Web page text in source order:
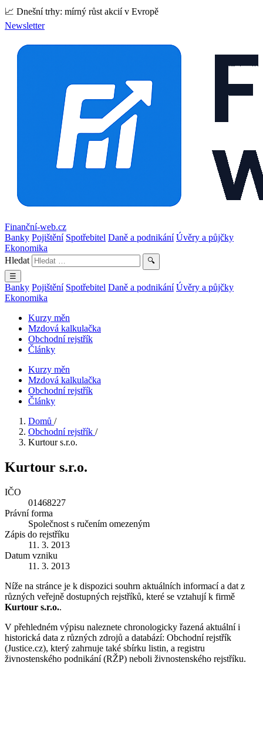
📈 Dnešní trhy: mírný růst akcií v Evropě
Newsletter
Finanční-web.cz
Banky Pojištění Spotřebitel Daně a podnikání Úvěry a půjčky
Ekonomika
Hledat
🔍
☰
Banky Pojištění Spotřebitel Daně a podnikání Úvěry a půjčky
Ekonomika
Kurzy měn
Mzdová kalkulačka
Obchodní rejstřík
Články
Kurzy měn
Mzdová kalkulačka
Obchodní rejstřík
Články
Domů /
Obchodní rejstřík /
Kurtour s.r.o.
Kurtour s.r.o.
IČO
01468227
Právní forma
Společnost s ručením omezeným
Zápis do rejstříku
11. 3. 2013
Datum vzniku
11. 3. 2013
Níže na stránce je k dispozici souhrn aktuálních informací a dat z
různých veřejně dostupných rejstříků, které se vztahují k firmě
Kurtour s.r.o..
V přehledném výpisu naleznete chronologicky řazená aktuální i
historická data z různých zdrojů a databází: Obchodní rejstřík
(Justice.cz), který zahrnuje také sbírku listin, a registru
živnostenského podnikání (RŽP) neboli živnostenského rejstříku.